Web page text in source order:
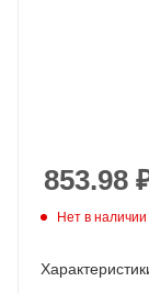
853.98
Нет в наличии